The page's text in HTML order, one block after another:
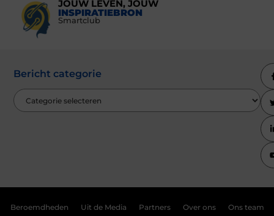
JOUW LEVEN, JOUW
INSPIRATIEBRON
Smartclub
Bericht categorie
Beroemdheden Uit de Media Partners Over ons Ons team